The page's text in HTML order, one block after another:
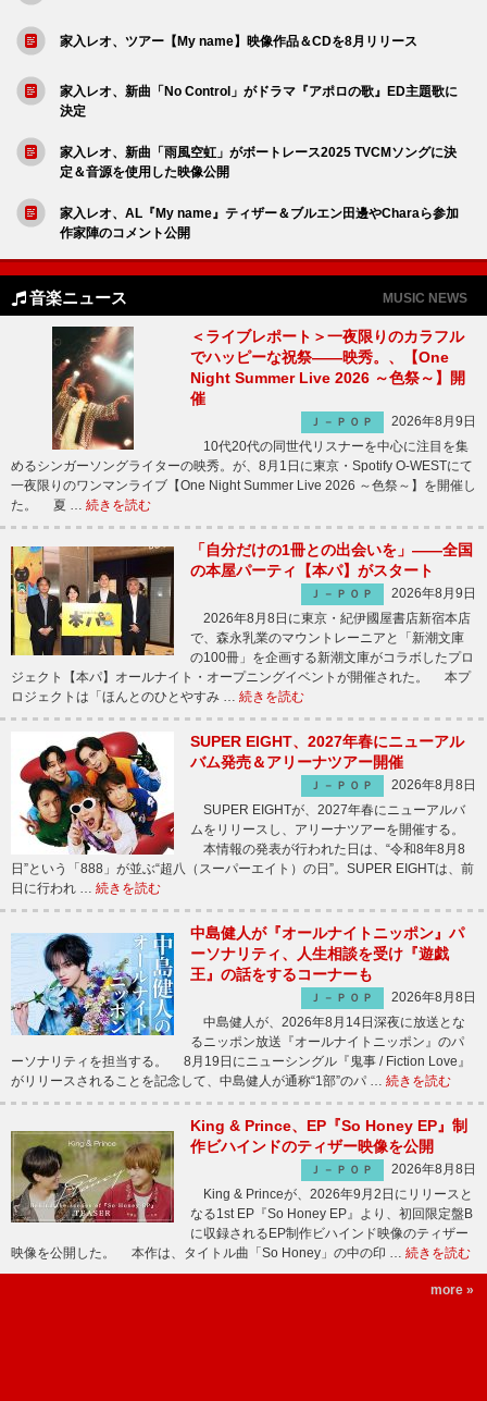
家入レオ、ツアー【My name】映像作品＆CDを8月リリース
家入レオ、新曲「No Control」がドラマ『アポロの歌』ED主題歌に
決定
家入レオ、新曲「雨風空虹」がボートレース2025 TVCMソングに決
定＆音源を使用した映像公開
家入レオ、AL『My name』ティザー＆ブルエン田邊やCharaら参加
作家陣のコメント公開
音楽ニュース MUSIC NEWS
＜ライブレポート＞一夜限りのカラフル
でハッピーな祝祭――映秀。、【One
Night Summer Live 2026 ～色祭～】開
催
Ｊ－ＰＯＰ
2026年8月9日
10代20代の同世代リスナーを中心に注目を集
めるシンガーソングライターの映秀。が、8月1日に東京・Spotify O-WESTにて
一夜限りのワンマンライブ【One Night Summer Live 2026 ～色祭～】を開催し
た。 夏 … 続きを読む
「自分だけの1冊との出会いを」――全国
の本屋パーティ【本パ】がスタート
Ｊ－ＰＯＰ
2026年8月9日
2026年8月8日に東京・紀伊國屋書店新宿本店
で、森永乳業のマウントレーニアと「新潮文庫
の100冊」を企画する新潮文庫がコラボしたプロ
ジェクト【本パ】オールナイト・オープニングイベントが開催された。 本プ
ロジェクトは「ほんとのひとやすみ … 続きを読む
SUPER EIGHT、2027年春にニューアル
バム発売＆アリーナツアー開催
Ｊ－ＰＯＰ
2026年8月8日
SUPER EIGHTが、2027年春にニューアルバ
ムをリリースし、アリーナツアーを開催する。
本情報の発表が行われた日は、“令和8年8月8
日”という「888」が並ぶ“超八（スーパーエイト）の日”。SUPER EIGHTは、前
日に行われ … 続きを読む
中島健人が『オールナイトニッポン』パ
ーソナリティ、人生相談を受け『遊戯
王』の話をするコーナーも
Ｊ－ＰＯＰ
2026年8月8日
中島健人が、2026年8月14日深夜に放送とな
るニッポン放送『オールナイトニッポン』のパ
ーソナリティを担当する。 8月19日にニューシングル『鬼事 / Fiction Love』
がリリースされることを記念して、中島健人が通称“1部”のパ … 続きを読む
King & Prince、EP『So Honey EP』制
作ビハインドのティザー映像を公開
Ｊ－ＰＯＰ
2026年8月8日
King & Princeが、2026年9月2日にリリースと
なる1st EP『So Honey EP』より、初回限定盤B
に収録されるEP制作ビハインド映像のティザー
映像を公開した。 本作は、タイトル曲「So Honey」の中の印 … 続きを読む
more »